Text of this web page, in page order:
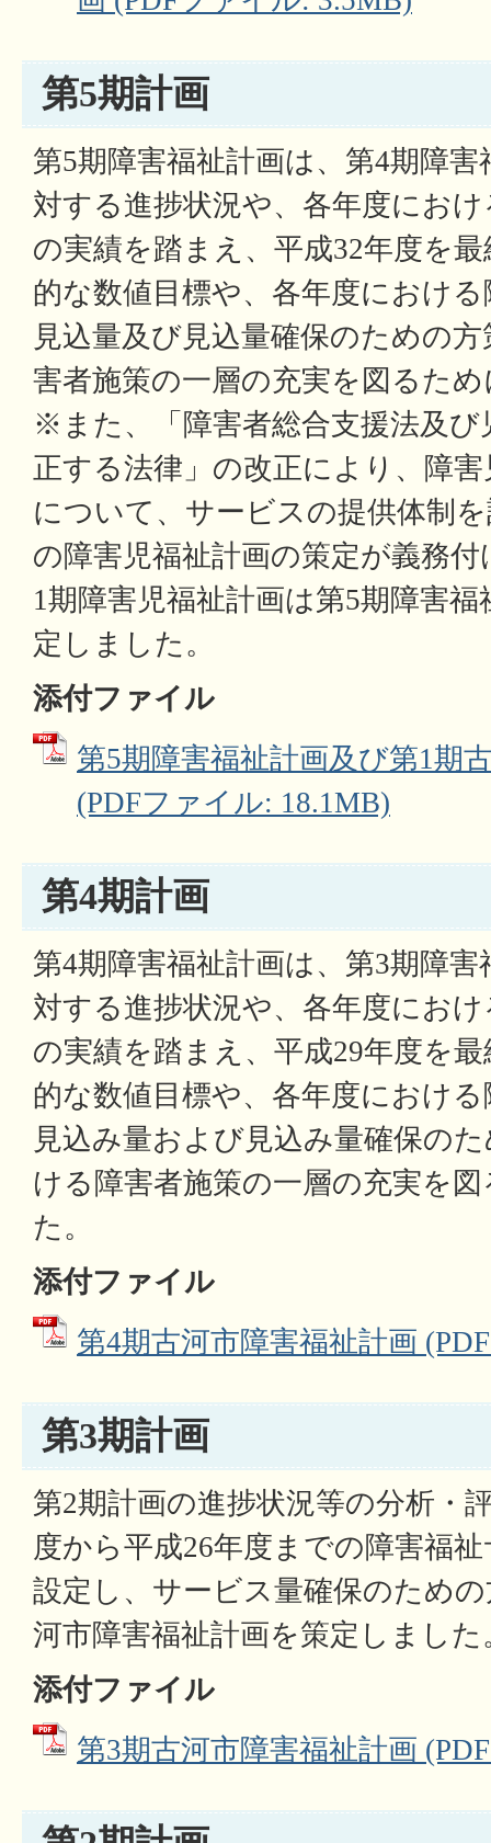
第5期計画
第5期障害福祉計画は、第4期障
対する進捗状況や、各年度にお
の実績を踏まえ、平成32年度を
的な数値目標や、各年度におけ
見込量及び見込量確保のための
害者施策の一層の充実を図るた
※また、「障害者総合支援法及び
正する法律」の改正により、障
について、サービスの提供体制
の障害児福祉計画の策定が義務
1期障害児福祉計画は第5期障害
定しました。
添付ファイル
第5期障害福祉計画及び第1期
(PDFファイル: 18.1MB)
第4期計画
第4期障害福祉計画は、第3期障
対する進捗状況や、各年度にお
の実績を踏まえ、平成29年度を
的な数値目標や、各年度におけ
見込み量および見込み量確保の
ける障害者施策の一層の充実を
た。
添付ファイル
第4期古河市障害福祉計画
第3期計画
第2期計画の進捗状況等の分析・
度から平成26年度までの障害福
設定し、サービス量確保のため
河市障害福祉計画を策定しました
添付ファイル
第3期古河市障害福祉計画